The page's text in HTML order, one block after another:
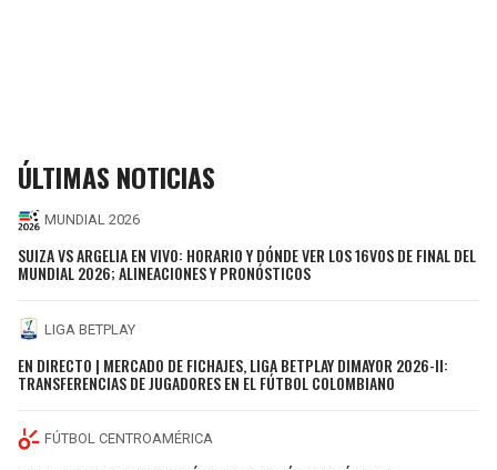
ÚLTIMAS NOTICIAS
MUNDIAL 2026
SUIZA VS ARGELIA EN VIVO: HORARIO Y DÓNDE VER LOS 16VOS DE FINAL DEL
MUNDIAL 2026; ALINEACIONES Y PRONÓSTICOS
LIGA BETPLAY
EN DIRECTO | MERCADO DE FICHAJES, LIGA BETPLAY DIMAYOR 2026-II:
TRANSFERENCIAS DE JUGADORES EN EL FÚTBOL COLOMBIANO
FÚTBOL CENTROAMÉRICA